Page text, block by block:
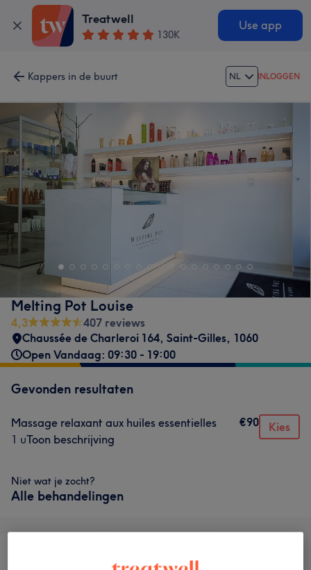
Treatwell
130K
Use app
Kappers in de buurt NL INLOGGEN
Melting Pot Louise
4,3
407 reviews
Chaussée de Charleroi 164, Saint-Gilles, 1060
Open Vandaag: 09:30 - 19:00
Gevonden resultaten
Massage relaxant aux huiles essentielles
1 uToon beschrijving
€90 Kies
Niet wat je zocht?
Alle behandelingen